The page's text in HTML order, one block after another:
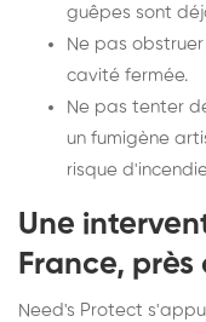
guêpes sont
Ne pas
cavité fermée.
Ne pas tenter
un fumigène
risque
Une
France, près
Need's Protect